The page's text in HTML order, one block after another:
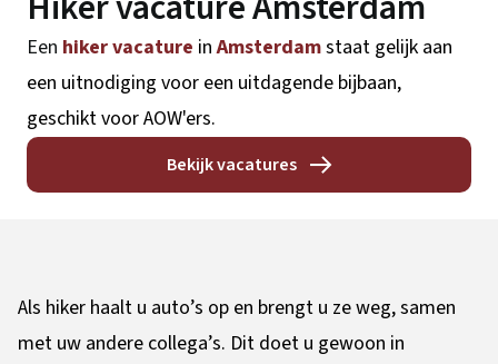
Een hiker vacature inAmsterdamstaat gelijk aan
een uitnodiging voor een uitdagende bijbaan,
geschikt voor AOW'ers.
Bekijk vacatures
Als hiker haalt u auto’s op en brengt u ze weg, samen
met uw andere collega’s. Dit doet u gewoon in